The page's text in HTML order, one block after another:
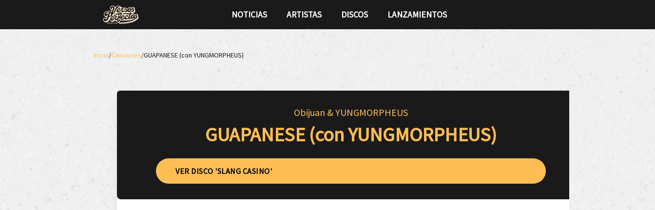
NOTICIAS ARTISTAS DISCOS LANZAMIENTOS
Inicio/Canciones/GUAPANESE (con YUNGMORPHEUS)
Obijuan & YUNGMORPHEUS
GUAPANESE (con YUNGMORPHEUS)
VER DISCO 'SLANG CASINO'